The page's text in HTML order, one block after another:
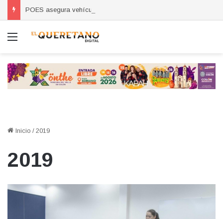
Menú
Inicio / 2019
2019